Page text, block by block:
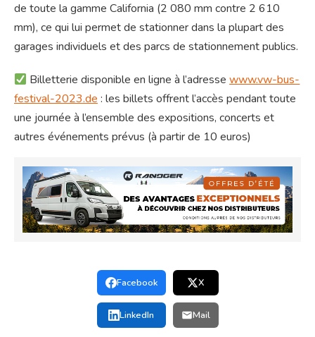
de toute la gamme California (2 080 mm contre 2 610
mm), ce qui lui permet de stationner dans la plupart des
garages individuels et des parcs de stationnement publics.
Billetterie disponible en ligne à l’adressewww.vw-bus-
festival-2023.de : les billets offrent l’accès pendant toute
une journée à l’ensemble des expositions, concerts et
autres événements prévus (à partir de 10 euros)
Facebook X
LinkedIn Mail